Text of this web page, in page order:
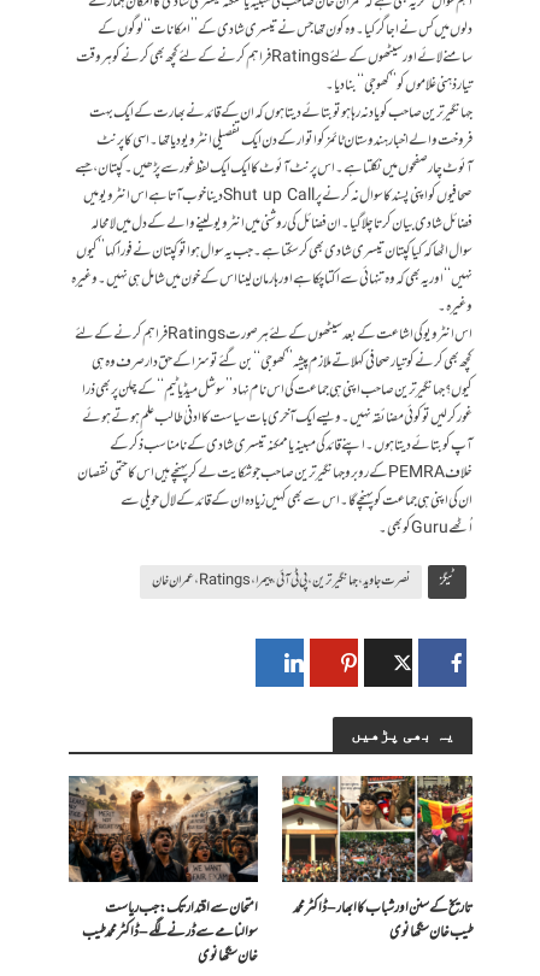
دلوں میں کس نے اجاگر کیا۔ وہ کون تھا جس نے تیسری شادی کے ’’امکانات‘‘ لوگوں کے
سامنے لائے اور سیٹھوں کے لئے Ratingsفراہم کرنے کے لئے کچھ بھی کرنے کو ہر وقت
تیار ذہنی غلاموں کو ’’کھوجی‘‘ بنادیا۔
جہانگیر ترین صاحب کو یاد نہ رہا ہو تو بتائے دیتا ہوں کہ ان کے قائد نے بھارت کے ایک بہت
فروخت والے اخبار ہندوستان ٹائمز کو اتوار کے دن ایک تفصیلی انٹرویو دیا تھا۔ اسی کا پرنٹ
آئوٹ چار صفحوں میں نکلتا ہے۔ اس پرنٹ آئوٹ کا ایک ایک لفظ غور سے پڑھیں۔ کپتان، جسے
صحافیوں کو اپنی پسند کا سوال نہ کرنے پرShut up Callدینا خوب آتا ہے اس انٹرویو میں
فضائل شادی بیان کرتا چلا گیا۔ ان فضائل کی روشنی میں انٹرویو لینے والے کے دل میں لامحالہ
سوال اٹھا کہ کیا کپتان تیسری شادی بھی کرسکتا ہے۔ جب یہ سوال ہوا تو کپتان نے فوراََ کہا ’’کیوں
نہیں‘‘ اور یہ بھی کہ وہ تنہائی سے اکتا چکا ہے اور ہارمان لینا اس کے خون میں شامل ہی نہیں۔ وغیرہ
وغیرہ۔
اس انٹرویو کی اشاعت کے بعد سیٹھوں کے لئے ہر صورت Ratingsفراہم کرنے کے لئے
کچھ بھی کرنے کو تیار صحافی کہلاتے ملازم پیشہ ’’کھوجی‘‘ بن گئے تو سزاکے حق دار صرف وہ ہی
کیوں؟ جہانگیر ترین صاحب اپنی ہی جماعت کی اس نام نہاد ’’سوشل میڈیا ٹیم‘‘ کے چلن پر بھی ذرا
غور کرلیں تو کوئی مضائقہ نہیں۔ ویسے ایک آخری بات سیاست کا ادنیٰ طالب علم ہوتے ہوئے
آپ کو بتائے دیتا ہوں۔ اپنے قائد کی مبینہ یا ممکنہ تیسری شادی کے نامناسب ذکر کے
خلاف PEMRAکے روبروجہانگیر ترین صاحب جو شکایت لے کر پہنچے ہیں اس کا حتمی نقصان
ان کی اپنی ہی جماعت کو پہنچے گا۔ اس سے بھی کہیں زیادہ ان کے قائد کے لال حویلی سے
اُٹھے Guruکو بھی۔
ٹیگز نصرت جاوید، جہانگیرترین، پی ٹی آئی، پیمرا، Ratings، عمران خان
یہ بھی پڑھیں
تاریخ کے سنن اور شباب کا ابھار – ڈاکٹر محمد
طیب خان سنگھانوی
امتحان سے اقتدار تک: جب ریاست
سوالنامے سے ڈرنے لگے – ڈاکٹر محمد طیب
خان سنگھانوی